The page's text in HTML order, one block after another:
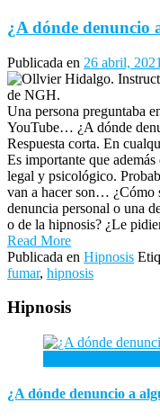
¿A dónde denuncio
Publicada en 26 abril, 2021
Una persona preguntaba
YouTube… ¿A dónde
Respuesta corta. En
Es importante que
legal y psicológico.
van a hacer son… ¿Cómo
denuncia personal o una
o de la hipnosis? ¿Le
Read More
Publicada en Hipnosis
fumar, hipnosis
Hipnosis
¿A dónde denuncio a